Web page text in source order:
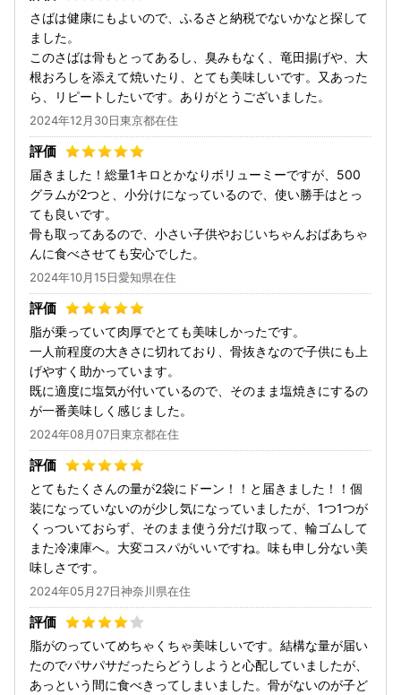
さばは健康にもよいので、ふるさと納税でないかなと探して
ました。
このさばは骨もとってあるし、臭みもなく、竜田揚げや、大
根おろしを添えて焼いたり、とても美味しいです。又あった
ら、リピートしたいです。ありがとうございました。
2024年12月30日東京都在住
届きました！総量1キロとかなりボリューミーですが、500
グラムが2つと、小分けになっているので、使い勝手はとっ
ても良いです。
骨も取ってあるので、小さい子供やおじいちゃんおばあちゃ
んに食べさせても安心でした。
2024年10月15日愛知県在住
脂が乗っていて肉厚でとても美味しかったです。
一人前程度の大きさに切れており、骨抜きなので子供にも上
げやすく助かっています。
既に適度に塩気が付いているので、そのまま塩焼きにするの
が一番美味しく感じました。
2024年08月07日東京都在住
とてもたくさんの量が2袋にドーン！！と届きました！！個
装になっていないのが少し気になっていましたが、1つ1つが
くっついておらず、そのまま使う分だけ取って、輪ゴムして
また冷凍庫へ。大変コスパがいいですね。味も申し分ない美
味しさです。
2024年05月27日神奈川県在住
脂がのっていてめちゃくちゃ美味しいです。結構な量が届い
たのでパサパサだったらどうしようと心配していましたが、
あっという間に食べきってしまいました。骨がないのが子ど